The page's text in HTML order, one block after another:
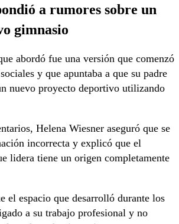
a rumores sobre un
gimnasio
abordó fue una versión que comenzó
y que apuntaba a que su padre
nuevo proyecto deportivo utilizando
Helena Wiesner aseguró que se
incorrecta y explicó que el
lidera tiene un origen completamente
el espacio que desarrolló durante los
a su trabajo profesional y no